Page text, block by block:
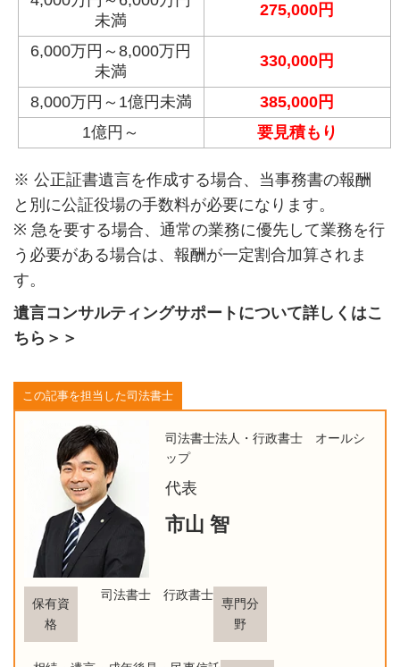
未満
275,000円
6,000万円～8,000万円
未満
330,000円
8,000万円～1億円未満
385,000円
1億円～
要見積もり
※ 公正証書遺言を作成する場合、当事務書の報酬
と別に公証役場の手数料が必要になります。
※ 急を要する場合、通常の業務に優先して業務を行
う必要がある場合は、報酬が一定割合加算されま
す。
遺言コンサルティングサポートについて詳しくはこ
ちら＞＞
この記事を担当した司法書士
司法書士法人・行政書士 オールシ
ップ
代表
市山 智
保有資
格
司法書士 行政書士
専門分
野